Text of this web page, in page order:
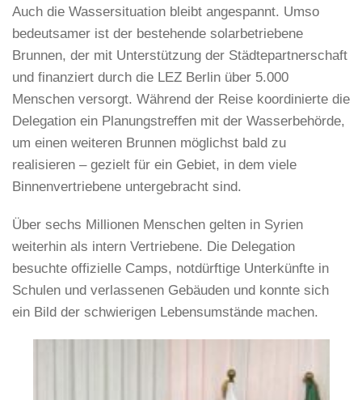
Auch die Wassersituation bleibt angespannt. Umso
bedeutsamer ist der bestehende solarbetriebene
Brunnen, der mit Unterstützung der Städtepartnerschaft
und finanziert durch die LEZ Berlin über 5.000
Menschen versorgt. Während der Reise koordinierte die
Delegation ein Planungstreffen mit der Wasserbehörde,
um einen weiteren Brunnen möglichst bald zu
realisieren – gezielt für ein Gebiet, in dem viele
Binnenvertriebene untergebracht sind.
Über sechs Millionen Menschen gelten in Syrien
weiterhin als intern Vertriebene. Die Delegation
besuchte offizielle Camps, notdürftige Unterkünfte in
Schulen und verlassenen Gebäuden und konnte sich
ein Bild der schwierigen Lebensumstände machen.